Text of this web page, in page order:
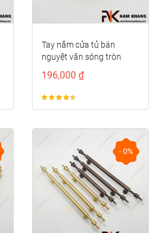
Tay nắm cửa tủ bán
nguyệt vân sóng tròn
NK286S-VM
196,000 ₫
- 0%